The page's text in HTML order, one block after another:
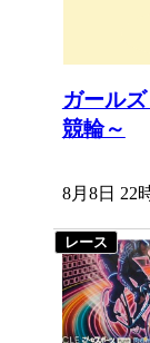
ガール
競輪～
8月8日 22